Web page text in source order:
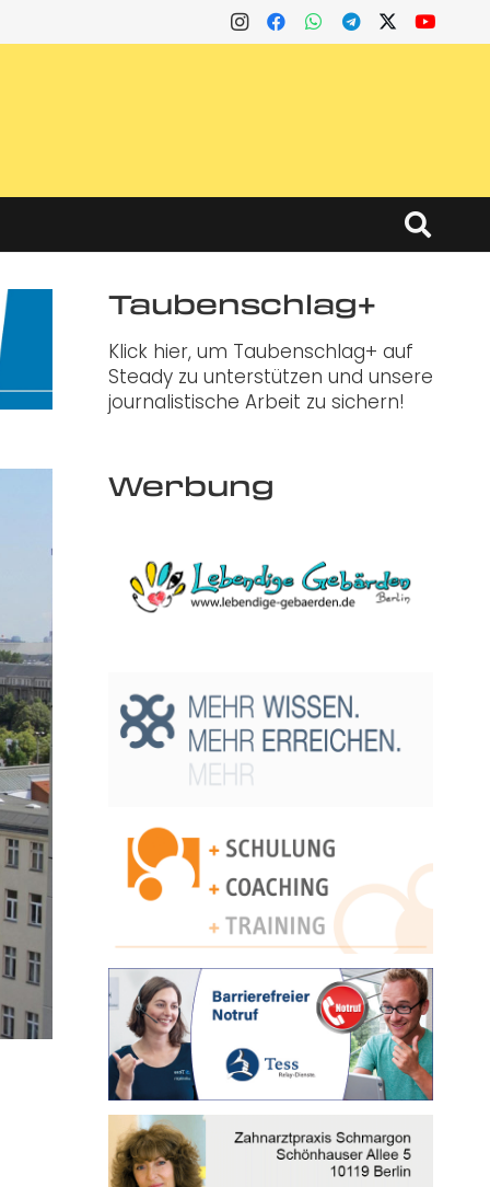
Taubenschlag+
Klick hier, um Taubenschlag+ auf
Steady zu unterstützen und unsere
journalistische Arbeit zu sichern!
Werbung